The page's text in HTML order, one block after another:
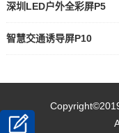
深圳LED户外全彩屏P5
智慧交通诱导屏P10